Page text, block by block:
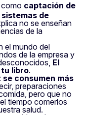
como captación de
de
no se enseñan
de la
el mundo del
de la empresa y
El
tu libro.
se consumen más
preparaciones
pero que no
tiempo comerlos
salud.